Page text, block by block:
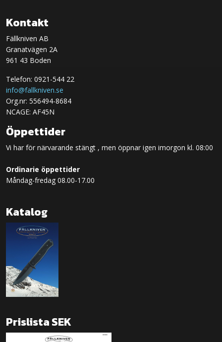
Kontakt
Fällkniven AB
Granatvägen 2A
961 43 Boden
Telefon: 0921-544 22
info@fallkniven.se
Org.nr: 556494-8684
NCAGE: AF45N
Öppettider
Vi har för närvarande stängt , men öppnar igen imorgon kl. 08:00
Ordinarie öppettider
Måndag-fredag 08.00-17.00
Katalog
Prislista SEK